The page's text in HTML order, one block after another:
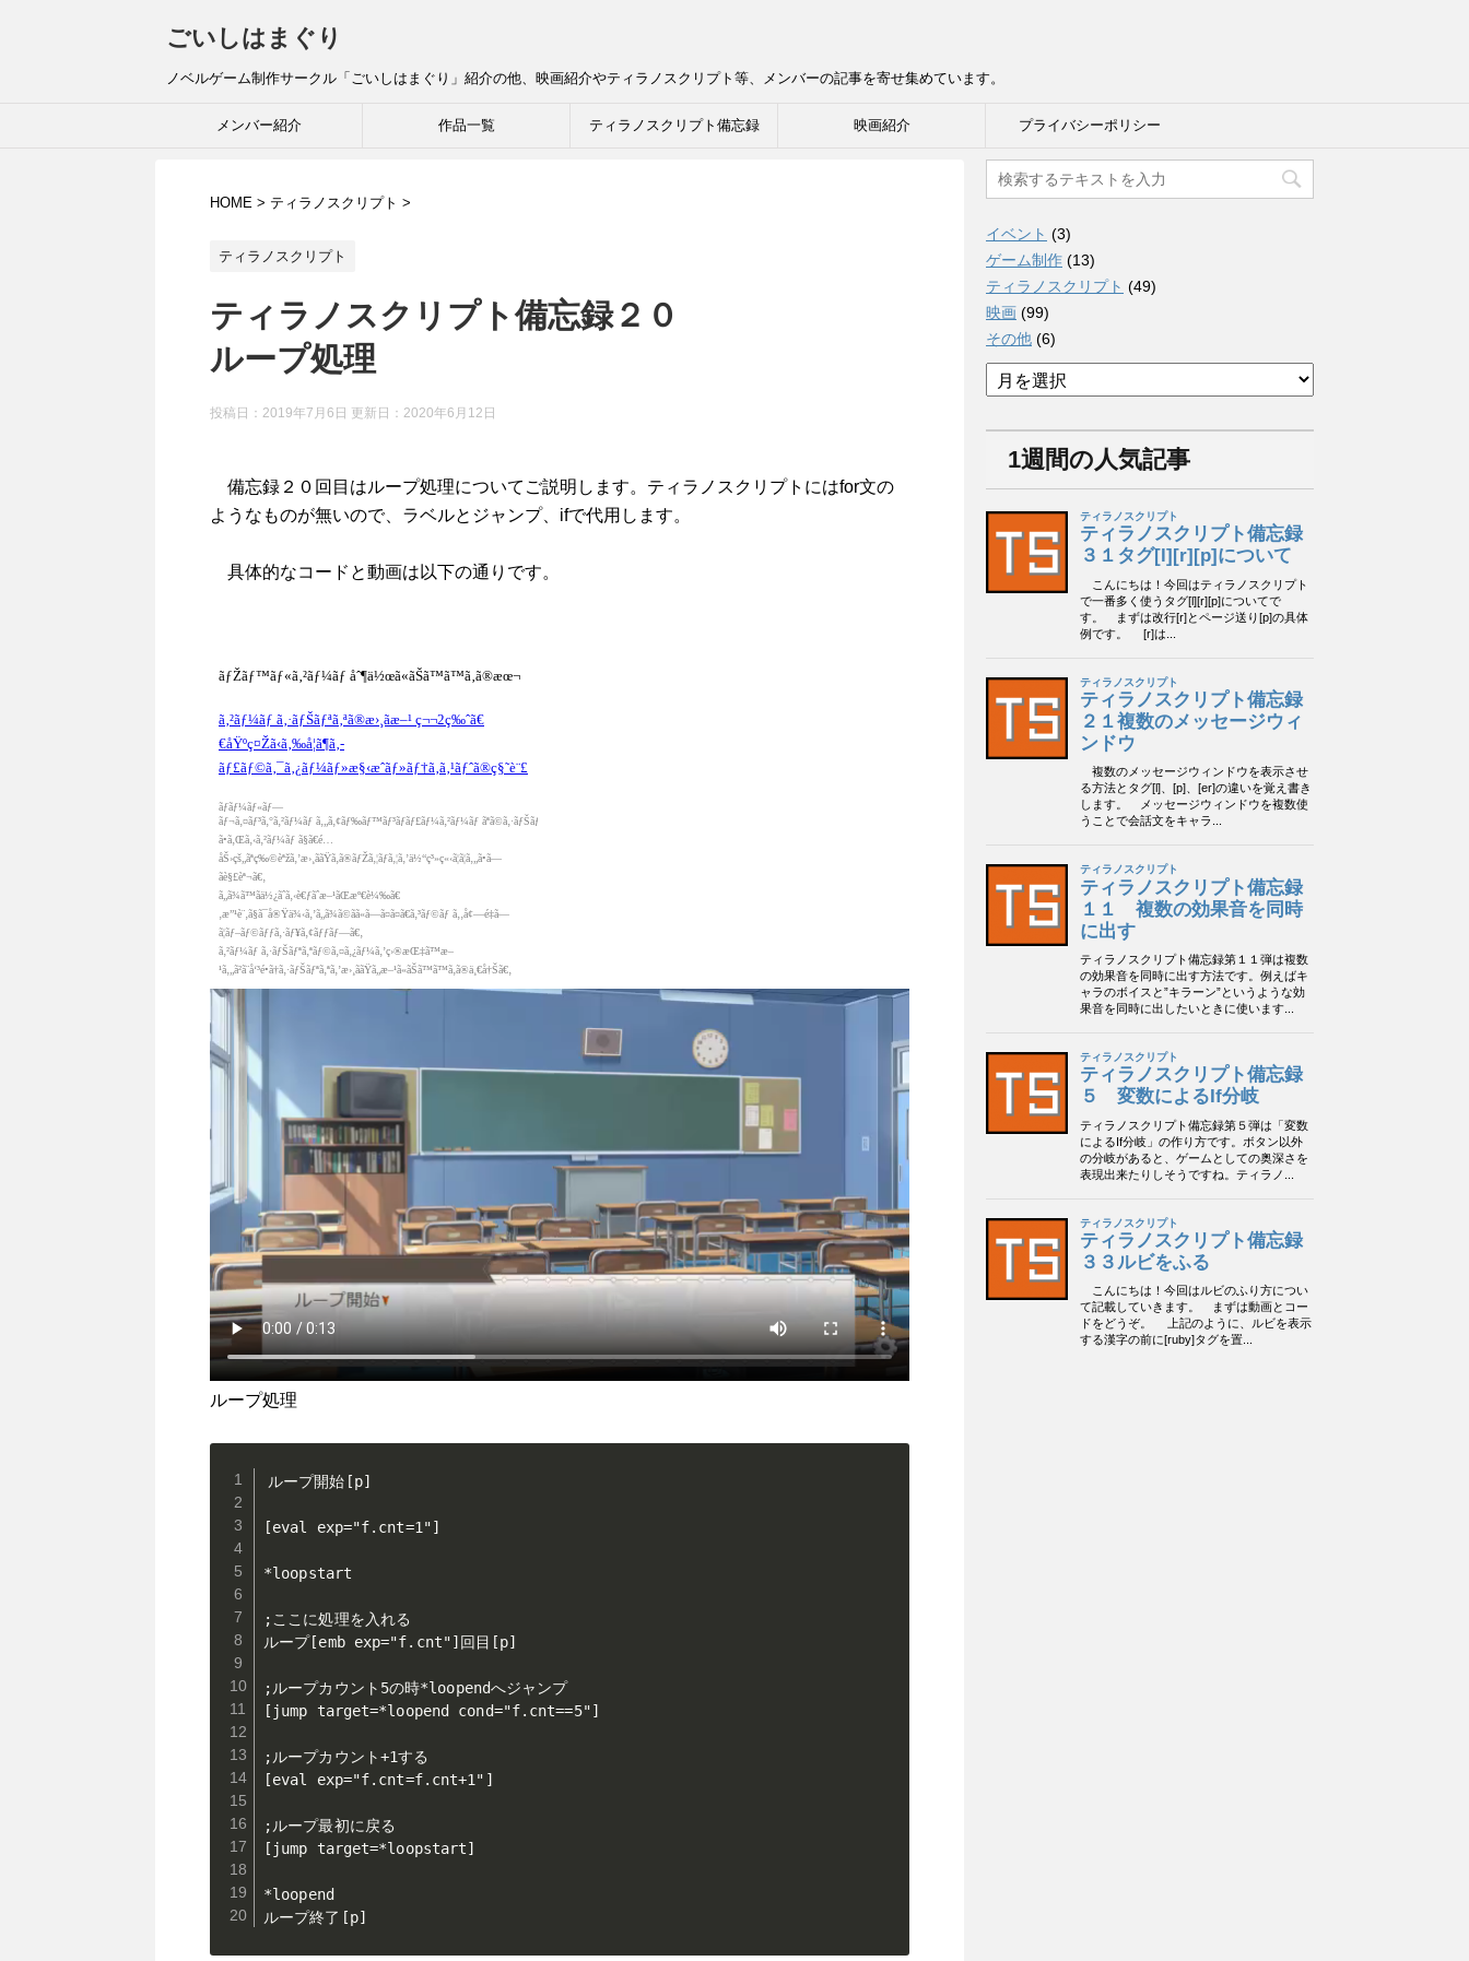
ごいしはまぐり
ノベルゲーム制作サークル「ごいしはまぐり」紹介の他、映画紹介やティラノスクリプト等、メンバーの記事を寄せ集めています。
メンバー紹介 作品一覧 ティラノスクリプト備忘録 映画紹介 プライバシーポリシー
HOME > ティラノスクリプト >
ティラノスクリプト
ティラノスクリプト備忘録２０
ループ処理
投稿日：2019年7月6日 更新日： 2020年6月12日
備忘録２０回目はループ処理についてご説明します。ティラノスクリプトにはfor文の
ようなものが無いので、ラベルとジャンプ、ifで代用します。
具体的なコードと動画は以下の通りです。
ループ処理
ループ開始[p]
[eval exp="f.cnt=1"]
*loopstart
;ここに処理を入れる
ループ[emb exp="f.cnt"]回目[p]
;ループカウント5の時*loopendへジャンプ
[jump target=*loopend cond="f.cnt==5"]
;ループカウント+1する
[eval exp="f.cnt=f.cnt+1"]
;ループ最初に戻る
[jump target=*loopstart]
*loopend
ループ終了[p]
イベント (3)
ゲーム制作 (13)
ティラノスクリプト (49)
映画 (99)
その他 (6)
ア
ー
1週間の人気記事